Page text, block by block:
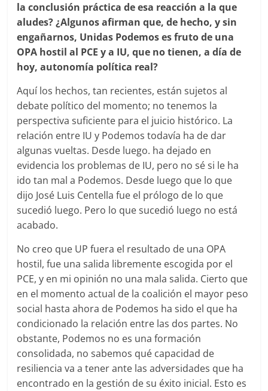
la conclusión práctica de esa reacción a la que
aludes? ¿Algunos afirman que, de hecho, y sin
engañarnos, Unidas Podemos es fruto de una
OPA hostil al PCE y a IU, que no tienen, a día de
hoy, autonomía política real?
Aquí los hechos, tan recientes, están sujetos al
debate político del momento; no tenemos la
perspectiva suficiente para el juicio histórico. La
relación entre IU y Podemos todavía ha de dar
algunas vueltas. Desde luego. ha dejado en
evidencia los problemas de IU, pero no sé si le ha
ido tan mal a Podemos. Desde luego que lo que
dijo José Luis Centella fue el prólogo de lo que
sucedió luego. Pero lo que sucedió luego no está
acabado.
No creo que UP fuera el resultado de una OPA
hostil, fue una salida libremente escogida por el
PCE, y en mi opinión no una mala salida. Cierto que
en el momento actual de la coalición el mayor peso
social hasta ahora de Podemos ha sido el que ha
condicionado la relación entre las dos partes. No
obstante, Podemos no es una formación
consolidada, no sabemos qué capacidad de
resiliencia va a tener ante las adversidades que ha
encontrado en la gestión de su éxito inicial. Esto es